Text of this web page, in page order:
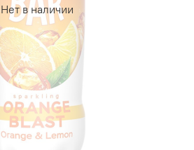
Нет в наличии